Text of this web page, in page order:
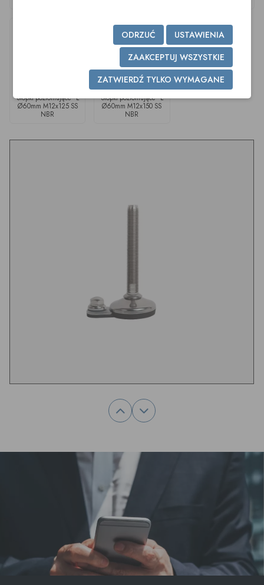
Stopki poziomujące - L
Ø60mm M12x125 SS
NBR
Stopki poziomujące - L
Ø60mm M12x150 SS
NBR
USTAWIENIA
ODRZUĆ
ZAAKCEPTUJ WSZYSTKIE
ZATWIERDŹ TYLKO WYMAGANE